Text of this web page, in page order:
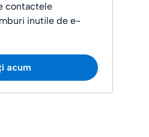
contactele
inutile de e-
acum